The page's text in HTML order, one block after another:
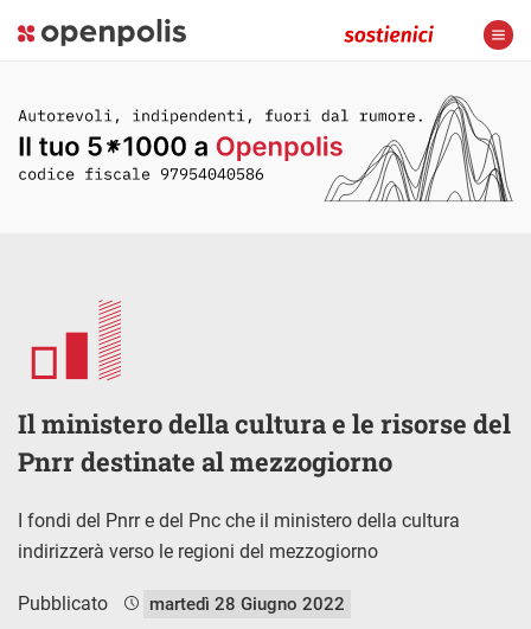
Il ministero della cultura e le risorse del
Pnrr destinate al mezzogiorno
I fondi del Pnrr e del Pnc che il ministero della cultura
indirizzerà verso le regioni del mezzogiorno
Pubblicato martedì 28 Giugno 2022